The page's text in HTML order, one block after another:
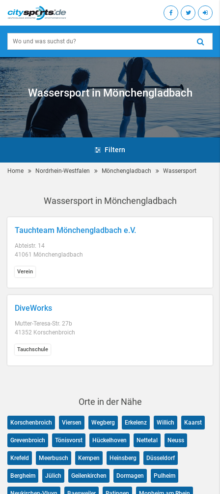
Wassersport in Mönchengladbach
Filtern
Home Nordrhein-Westfalen Mönchengladbach Wassersport
Wassersport in Mönchengladbach
Tauchteam Mönchengladbach e.V.
Abteistr. 14
41061 Mönchengladbach
Verein
DiveWorks
Mutter-Teresa-Str. 27b
41352 Korschenbroich
Tauchschule
Orte in der Nähe
Korschenbroich Viersen Wegberg Erkelenz Willich Kaarst
Grevenbroich Tönisvorst Hückelhoven Nettetal Neuss
Krefeld Meerbusch Kempen Heinsberg Düsseldorf
Bergheim Jülich Geilenkirchen Dormagen Pulheim